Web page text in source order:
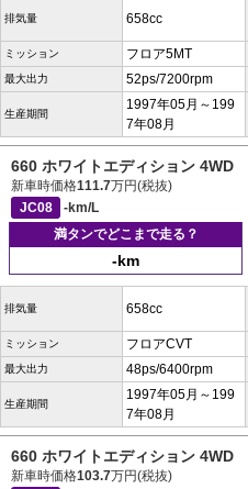
排気量 658cc
ミッション フロア5MT
最大出力 52ps/7200rpm
生産期間
1997年05月～199
7年08月
660 ホワイトエディション 4WD
新車時価格111.7万円(税抜)
JC08
-km/L
満タンでどこまで走る？
-km
排気量 658cc
ミッション フロアCVT
最大出力 48ps/6400rpm
生産期間
1997年05月～199
7年08月
660 ホワイトエディション 4WD
新車時価格103.7万円(税抜)